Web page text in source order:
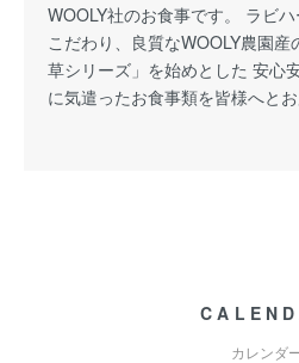
WOOLY社のお食事です。 ラビ
こだわり、良質なWOOLY農園
草シリーズ」を始めとした 安心
に気遣ったお食事類を皆様へとお
カレンダ